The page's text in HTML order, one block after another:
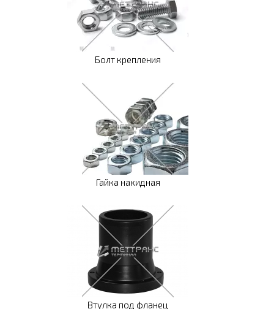
Болт крепления
Гайка накидная
Втулка под фланец